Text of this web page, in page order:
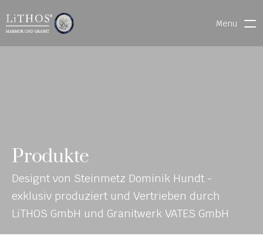
Menu
INE-
KAT
ALO
G
MATERIALIEN
STEINMETZFINDER
3D-KONFIGURATOR
DOWNLOADS
DENKMALE
Produkte
Designt von Steinmetz Dominik Hundt -
exklusiv produziert und Vertrieben durch
LiTHOS GmbH und Granitwerk VATES GmbH